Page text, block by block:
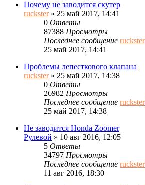
Почему не заводится скутер
ruckster» 25 май 2017, 14:41
0 Ответы
87388 Просмотры
Последнее сообщение ruckster
25 май 2017, 14:41
Проблемы лепесткового клапана
ruckster» 25 май 2017, 14:38
0 Ответы
26982 Просмотры
Последнее сообщение ruckster
25 май 2017, 14:38
Не заводится Honda Zoomer
Рулевой » 10 авг 2016, 12:05
5 Ответы
34797 Просмотры
Последнее сообщение ruckster
11 авг 2016, 18:30